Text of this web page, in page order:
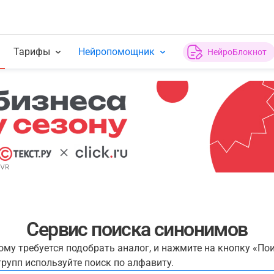
Тарифы Нейропомощник НейроБлокнот
Сервис поиска синонимов
требуется подобрать аналог, и нажмите на кнопку
используйте поиск по алфавиту.